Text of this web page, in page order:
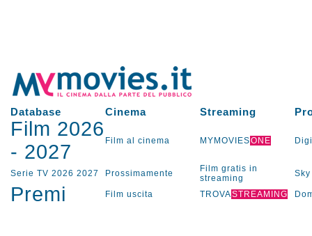
Database Cinema Streaming
Film 2026
- 2027 Film al cinema MYMOVIESONE
Serie TV 2026 2027 Prossimamente
Film gratis in
streaming
Sky
Premi Film uscita TROVASTREAMING